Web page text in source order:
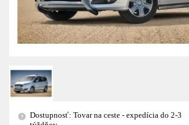
?
Dostupnosť: Tovar na ceste - expedícia do 2-3